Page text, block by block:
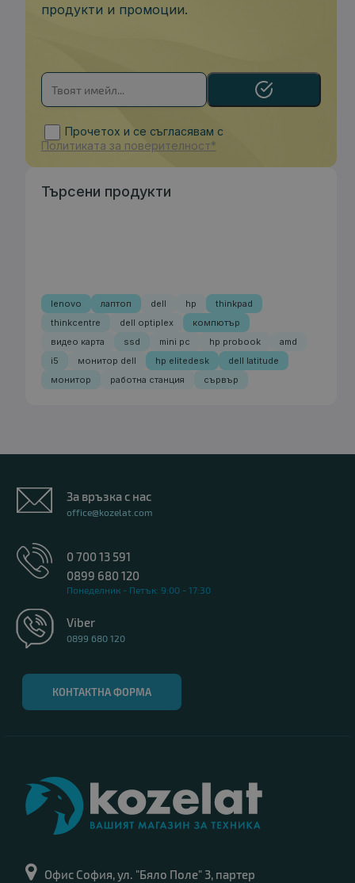
продукти и промоции.
Прочетох и се съгласявам с
Политиката за поверителност*
Търсени продукти
lenovo лаптоп dell hp
thinkpad
thinkcentre
dell optiplex
компютър
видео карта
ssd mini pc hp probook
amd
i5
монитор dell hp elitedesk
dell latitude
монитор
работна станция сървър
За връзка с нас
office@kozelat.com
0 700 13 591
0899 680 120
Понеделник - Петък: 9:00 - 17:30
Viber
0899 680 120
КОНТАКТНА ФОРМА
Офис София, ул. "Бяло Поле" 3, партер